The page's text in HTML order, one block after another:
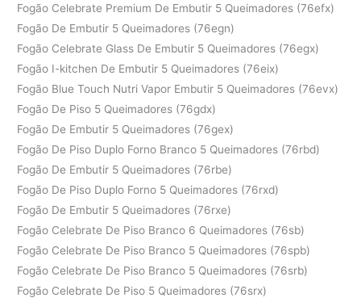
Fogão Celebrate Premium De Embutir 5 Queimadores (76efx)
Fogão De Embutir 5 Queimadores (76egn)
Fogão Celebrate Glass De Embutir 5 Queimadores (76egx)
Fogão I-kitchen De Embutir 5 Queimadores (76eix)
Fogão Blue Touch Nutri Vapor Embutir 5 Queimadores (76evx)
Fogão De Piso 5 Queimadores (76gdx)
Fogão De Embutir 5 Queimadores (76gex)
Fogão De Piso Duplo Forno Branco 5 Queimadores (76rbd)
Fogão De Embutir 5 Queimadores (76rbe)
Fogão De Piso Duplo Forno 5 Queimadores (76rxd)
Fogão De Embutir 5 Queimadores (76rxe)
Fogão Celebrate De Piso Branco 6 Queimadores (76sb)
Fogão Celebrate De Piso Branco 5 Queimadores (76spb)
Fogão Celebrate De Piso Branco 5 Queimadores (76srb)
Fogão Celebrate De Piso 5 Queimadores (76srx)